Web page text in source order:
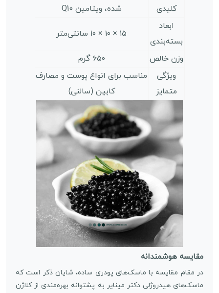
کلیدی
شده، ویتامین Q10
ابعاد
بسته‌بندی
۱۵ × ۱۰ × ۱۰ سانتی‌متر
وزن خالص
۶۵۰ گرم
ویژگی
متمایز
مناسب برای انواع پوست و مصارف
کابین (سالنی)
مقایسه هوشمندانه
در مقام مقایسه با ماسک‌های پودری ساده، شایان ذکر است که
ماسک‌های هیدروژلی دکتر مینایر به پشتوانه بهره‌مندی از کلاژن